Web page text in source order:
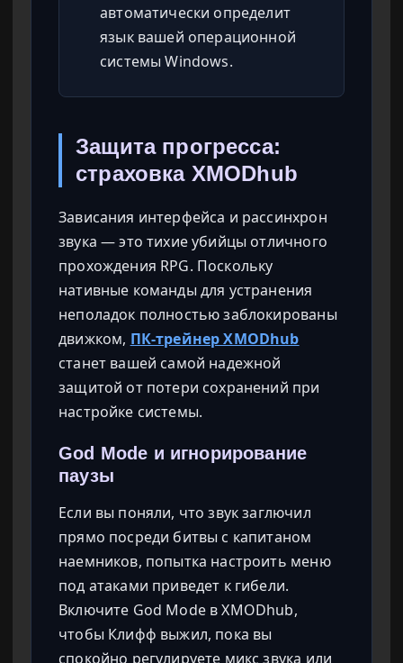
автоматически определит
язык вашей операционной
системы Windows.
Защита прогресса:
страховка XMODhub
Зависания интерфейса и рассинхрон
звука — это тихие убийцы отличного
прохождения RPG. Поскольку
нативные команды для устранения
неполадок полностью заблокированы
движком, ПК-трейнер XMODhub
станет вашей самой надежной
защитой от потери сохранений при
настройке системы.
God Mode и игнорирование
паузы
Если вы поняли, что звук заглючил
прямо посреди битвы с капитаном
наемников, попытка настроить меню
под атаками приведет к гибели.
Включите God Mode в XMODhub,
чтобы Клифф выжил, пока вы
спокойно регулируете микс звука или